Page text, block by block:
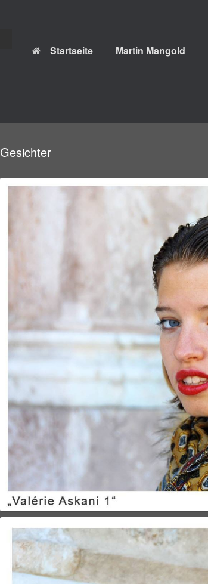
Startseite Martin Mangold
Gesichter